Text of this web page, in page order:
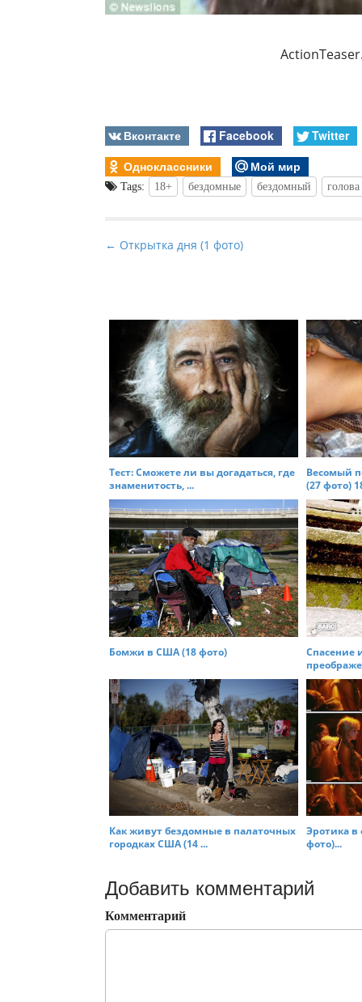
Вконтакте Facebook
Twitter
Одноклассники
Мой мир
Tags: 18+ бездомные бездомный голова
P
g
a
t
o
n
← Открытка дня (1 фото)
Тест: Сможете ли вы догадаться, где
знаменитость, ...
Весомый
(27 фото)
Бомжи в США (18 фото)
Спасение
Как живут бездомные в палаточныx
городкаx США (14 ...
Эротика в
фото)...
Добавить комментарий
Комментарий